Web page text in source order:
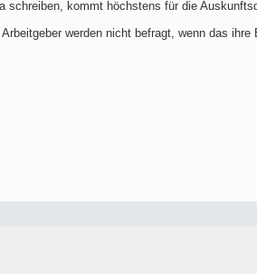
schreiben, kommt höchstens für die
Arbeitgeber werden nicht befragt, wenn das